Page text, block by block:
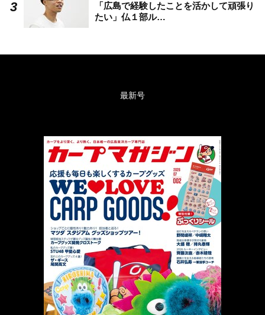
「広島で経験したことを活かして頑張り
たい」仏１部ル…
最新号